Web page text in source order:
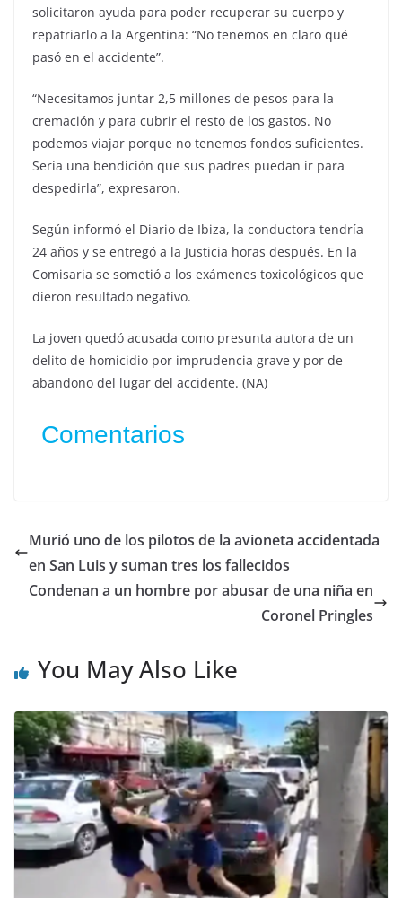
solicitaron ayuda para poder recuperar su cuerpo y
repatriarlo a la Argentina: “No tenemos en claro qué
pasó en el accidente”.
“Necesitamos juntar 2,5 millones de pesos para la
cremación y para cubrir el resto de los gastos. No
podemos viajar porque no tenemos fondos suficientes.
Sería una bendición que sus padres puedan ir para
despedirla”, expresaron.
Según informó el Diario de Ibiza, la conductora tendría
24 años y se entregó a la Justicia horas después. En la
Comisaria se sometió a los exámenes toxicológicos que
dieron resultado negativo.
La joven quedó acusada como presunta autora de un
delito de homicidio por imprudencia grave y por de
abandono del lugar del accidente. (NA)
Comentarios
Murió uno de los pilotos de la avioneta accidentada
en San Luis y suman tres los fallecidos
Condenan a un hombre por abusar de una niña en
Coronel Pringles
You May Also Like